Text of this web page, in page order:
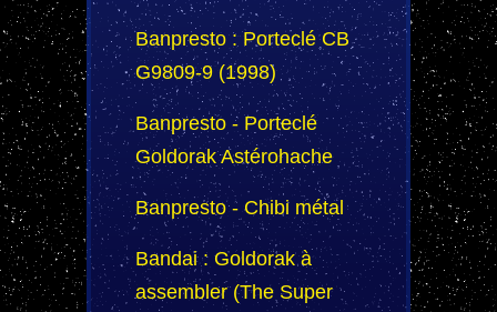
Banpresto : Porteclé CB
G9809-9 (1998)
Banpresto - Porteclé
Goldorak Astérohache
Banpresto - Chibi métal
Bandai : Goldorak à
assembler (The Super